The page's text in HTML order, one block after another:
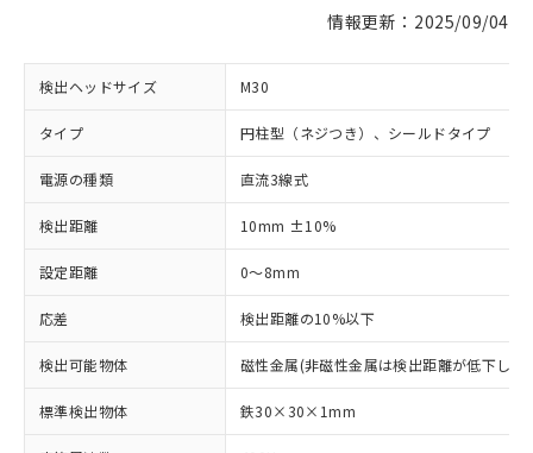
情報更新：2025/09/04
検出ヘッドサイズ M30
タイプ 円柱型（ネジつき）、シールドタイプ
電源の種類 直流3線式
検出距離 10mm ±10%
設定距離 0～8mm
応差 検出距離の10%以下
検出可能物体 磁性金属(非磁性金属は検出距離が低下しま
標準検出物体 鉄30×30×1mm